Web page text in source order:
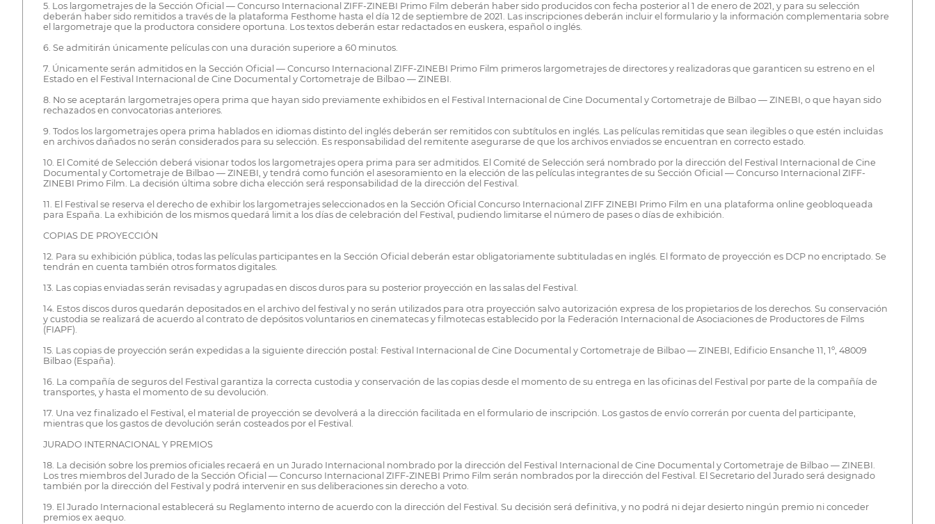
5. Los largometrajes de la Sección Oficial — Concurso Internacional ZIFF-ZINEBI Primo Film deberán haber sido producidos con fecha posterior al 1 de enero de 2021, y para su selección
deberán haber sido remitidos a través de la plataforma Festhome hasta el día 12 de septiembre de 2021. Las inscripciones deberán incluir el formulario y la información complementaria sobre
el largometraje que la productora considere oportuna. Los textos deberán estar redactados en euskera, español o inglés.
6. Se admitirán únicamente películas con una duración superiore a 60 minutos.
7. Únicamente serán admitidos en la Sección Oficial — Concurso Internacional ZIFF-ZINEBI Primo Film primeros largometrajes de directores y realizadoras que garanticen su estreno en el
Estado en el Festival Internacional de Cine Documental y Cortometraje de Bilbao — ZINEBI.
8. No se aceptarán largometrajes opera prima que hayan sido previamente exhibidos en el Festival Internacional de Cine Documental y Cortometraje de Bilbao — ZINEBI, o que hayan sido
rechazados en convocatorias anteriores.
9. Todos los largometrajes opera prima hablados en idiomas distinto del inglés deberán ser remitidos con subtítulos en inglés. Las películas remitidas que sean ilegibles o que estén incluidas
en archivos dañados no serán considerados para su selección. Es responsabilidad del remitente asegurarse de que los archivos enviados se encuentran en correcto estado.
10. El Comité de Selección deberá visionar todos los largometrajes opera prima para ser admitidos. El Comité de Selección será nombrado por la dirección del Festival Internacional de Cine
Documental y Cortometraje de Bilbao — ZINEBI, y tendrá como función el asesoramiento en la elección de las películas integrantes de su Sección Oficial — Concurso Internacional ZIFF-
ZINEBI Primo Film. La decisión última sobre dicha elección será responsabilidad de la dirección del Festival.
11. El Festival se reserva el derecho de exhibir los largometrajes seleccionados en la Sección Oficial Concurso Internacional ZIFF ZINEBI Primo Film en una plataforma online geobloqueada
para España. La exhibición de los mismos quedará limit a los días de celebración del Festival, pudiendo limitarse el número de pases o días de exhibición.
COPIAS DE PROYECCIÓN
12. Para su exhibición pública, todas las películas participantes en la Sección Oficial deberán estar obligatoriamente subtituladas en inglés. El formato de proyección es DCP no encriptado. Se
tendrán en cuenta también otros formatos digitales.
13. Las copias enviadas serán revisadas y agrupadas en discos duros para su posterior proyección en las salas del Festival.
14. Estos discos duros quedarán depositados en el archivo del festival y no serán utilizados para otra proyección salvo autorización expresa de los propietarios de los derechos. Su conservación
y custodia se realizará de acuerdo al contrato de depósitos voluntarios en cinematecas y filmotecas establecido por la Federación Internacional de Asociaciones de Productores de Films
(FIAPF).
15. Las copias de proyección serán expedidas a la siguiente dirección postal: Festival Internacional de Cine Documental y Cortometraje de Bilbao — ZINEBI, Edificio Ensanche 11, 1º, 48009
Bilbao (España).
16. La compañía de seguros del Festival garantiza la correcta custodia y conservación de las copias desde el momento de su entrega en las oficinas del Festival por parte de la compañía de
transportes, y hasta el momento de su devolución.
17. Una vez finalizado el Festival, el material de proyección se devolverá a la dirección facilitada en el formulario de inscripción. Los gastos de envío correrán por cuenta del participante,
mientras que los gastos de devolución serán costeados por el Festival.
JURADO INTERNACIONAL Y PREMIOS
18. La decisión sobre los premios oficiales recaerá en un Jurado Internacional nombrado por la dirección del Festival Internacional de Cine Documental y Cortometraje de Bilbao — ZINEBI.
Los tres miembros del Jurado de la Sección Oficial — Concurso Internacional ZIFF-ZINEBI Primo Film serán nombrados por la dirección del Festival. El Secretario del Jurado será designado
también por la dirección del Festival y podrá intervenir en sus deliberaciones sin derecho a voto.
19. El Jurado Internacional establecerá su Reglamento interno de acuerdo con la dirección del Festival. Su decisión será definitiva, y no podrá ni dejar desierto ningún premio ni conceder
premios ex aequo.